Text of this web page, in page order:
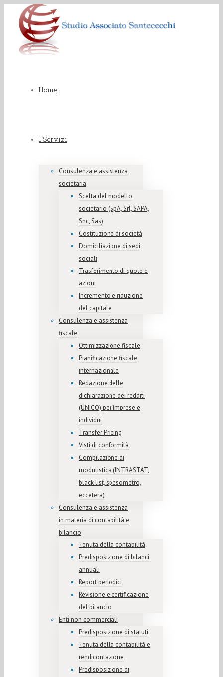
Home
I Servizi
Consulenza e assistenza
societaria
Scelta del modello
societario (SpA, Srl, SAPA,
Snc, Sas)
Costituzione di società
Domiciliazione di sedi
sociali
Trasferimento di quote e
azioni
Incremento e riduzione
del capitale
Consulenza e assistenza
fiscale
Ottimizzazione fiscale
Pianificazione fiscale
internazionale
Redazione delle
dichiarazione dei redditi
(UNICO) per imprese e
individui
Transfer Pricing
Visti di conformità
Compilazione di
modulistica (INTRASTAT,
black list, spesometro,
eccetera)
Consulenza e assistenza
in materia di contabilità e
bilancio
Tenuta della contabilità
Predisposizione di bilanci
annuali
Report periodici
Revisione e certificazione
del bilancio
Enti non commerciali
Predisposizione di statuti
Tenuta della contabilità e
rendicontazione
Predisposizione di